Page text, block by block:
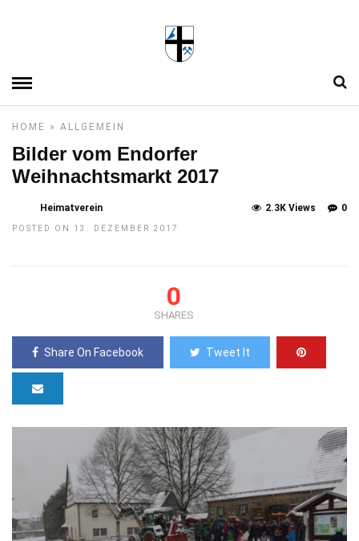
HOME » ALLGEMEIN
Bilder vom Endorfer
Weihnachtsmarkt 2017
Heimatverein
POSTED ON 13. DEZEMBER 2017
0
2.3K Views
0
SHARES
Share On Facebook Tweet It